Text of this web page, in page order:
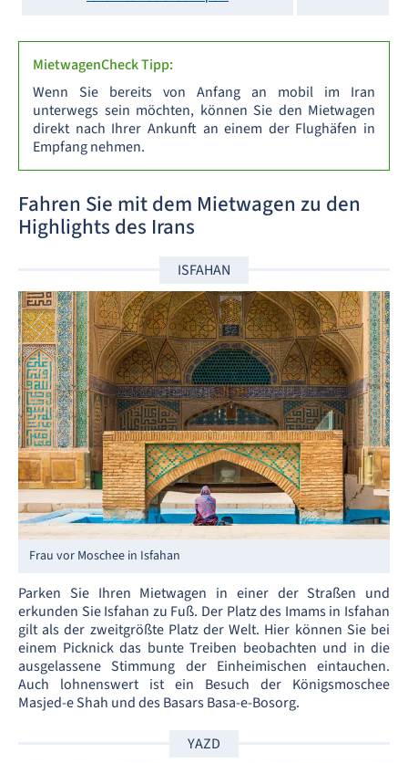
MietwagenCheck Tipp:
Wenn Sie bereits von Anfang an mobil im Iran
unterwegs sein möchten, können Sie den Mietwagen
direkt nach Ihrer Ankunft an einem der Flughäfen in
Empfang nehmen.
Fahren Sie mit dem Mietwagen zu den
Highlights des Irans
ISFAHAN
Frau vor Moschee in Isfahan
Parken Sie Ihren Mietwagen in einer der Straßen und
erkunden Sie Isfahan zu Fuß. Der Platz des Imams in Isfahan
gilt als der zweitgrößte Platz der Welt. Hier können Sie bei
einem Picknick das bunte Treiben beobachten und in die
ausgelassene Stimmung der Einheimischen eintauchen.
Auch lohnenswert ist ein Besuch der Königsmoschee
Masjed-e Shah und des Basars Basa-e-Bosorg.
YAZD